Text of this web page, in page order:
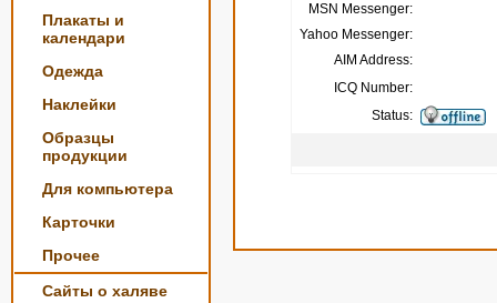
Плакаты и
календари
Одежда
Наклейки
Образцы
продукции
Для компьютера
Карточки
Прочее
Сайты о халяве
MSN Messenger:
Yahoo Messenger:
AIM Address:
ICQ Number:
Status: